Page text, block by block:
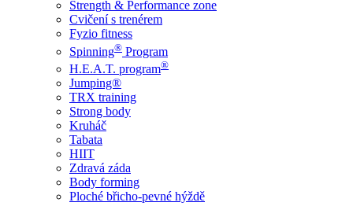
Strength & Performance zone
Cvičení s trenérem
Fyzio fitness
Spinning® Program
H.E.A.T. program®
Jumping®
TRX training
Strong body
Kruháč
Tabata
HIIT
Zdravá záda
Body forming
Ploché břicho-pevné hýždě